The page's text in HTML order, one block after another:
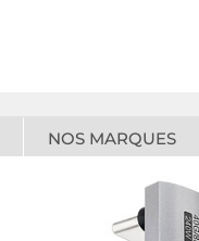
NOS MARQUES